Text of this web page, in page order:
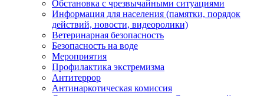
Обстановка с чрезвычайными ситуациями
Информация для населения (памятки, порядок
действий, новости, видеоролики)
Ветеринарная безопасность
Безопасность на воде
Мероприятия
Профилактика экстремизма
Антитеррор
Антинаркотическая комиссия